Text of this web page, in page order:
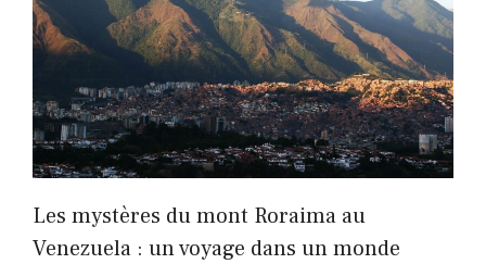
Les mystères du mont Roraima au
Venezuela : un voyage dans un monde